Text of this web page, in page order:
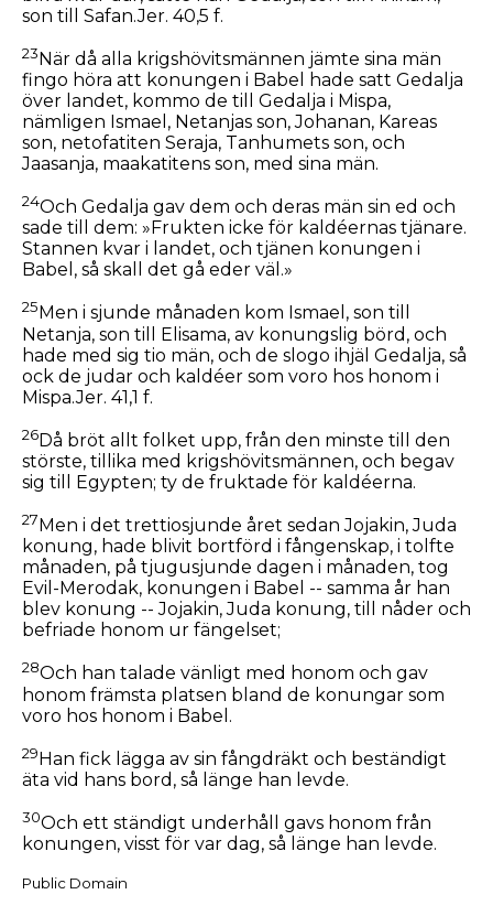
son till Safan.Jer. 40,5 f.
23När då alla krigshövitsmännen jämte sina män
fingo höra att konungen i Babel hade satt Gedalja
över landet, kommo de till Gedalja i Mispa,
nämligen Ismael, Netanjas son, Johanan, Kareas
son, netofatiten Seraja, Tanhumets son, och
Jaasanja, maakatitens son, med sina män.
24Och Gedalja gav dem och deras män sin ed och
sade till dem: »Frukten icke för kaldéernas tjänare.
Stannen kvar i landet, och tjänen konungen i
Babel, så skall det gå eder väl.»
25 Men i sjunde månaden kom Ismael, son till
Netanja, son till Elisama, av konungslig börd, och
hade med sig tio män, och de slogo ihjäl Gedalja, så
ock de judar och kaldéer som voro hos honom i
Mispa.Jer. 41,1 f.
26Då bröt allt folket upp, från den minste till den
störste, tillika med krigshövitsmännen, och begav
sig till Egypten; ty de fruktade för kaldéerna.
27 Men i det trettiosjunde året sedan Jojakin, Juda
konung, hade blivit bortförd i fångenskap, i tolfte
månaden, på tjugusjunde dagen i månaden, tog
Evil-Merodak, konungen i Babel -- samma år han
blev konung -- Jojakin, Juda konung, till nåder och
befriade honom ur fängelset;
28Och han talade vänligt med honom och gav
honom främsta platsen bland de konungar som
voro hos honom i Babel.
29Han fick lägga av sin fångdräkt och beständigt
äta vid hans bord, så länge han levde.
30Och ett ständigt underhåll gavs honom från
konungen, visst för var dag, så länge han levde.
Public Domain